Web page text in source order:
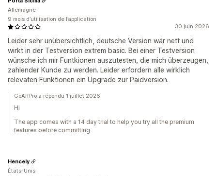
30 juin 2026
Leider sehr unübersichtlich, deutsche Version wär nett und
wirkt in der Testversion extrem basic. Bei einer Testversion
wünsche ich mir Funtkionen auszutesten, die mich überzeugen,
zahlender Kunde zu werden. Leider erfordern alle wirklich
relevaten Funktionen ein Upgrade zur Paidversion.
Allemagne
9 mois d’utilisation de l’application
GoAffPro a répondu 1 juillet 2026
Hi
The app comes with a 14 day trial to help you try all the premium
features before committing
Hencely
États-Unis